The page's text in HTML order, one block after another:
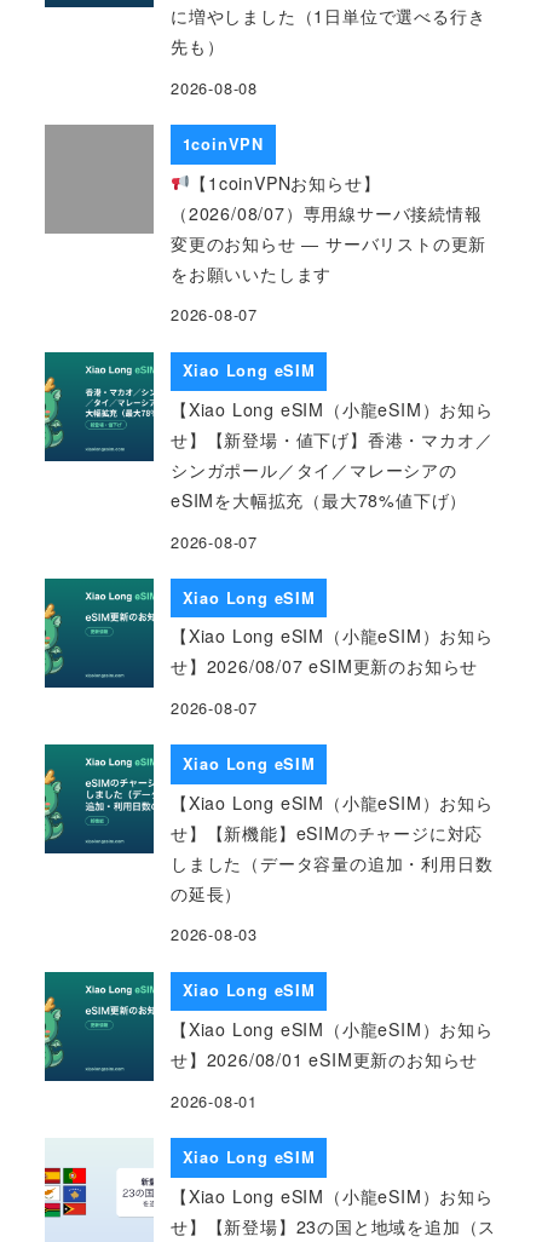
に増やしました（1日単位で選べる行き
先も）
2026-08-08
1coinVPN
【1coinVPNお知らせ】
（2026/08/07）専用線サーバ接続情報
変更のお知らせ ― サーバリストの更新
をお願いいたします
2026-08-07
Xiao Long eSIM
【Xiao Long eSIM（小龍eSIM）お知ら
せ】【新登場・値下げ】香港・マカオ／
シンガポール／タイ／マレーシアの
eSIMを大幅拡充（最大78%値下げ）
2026-08-07
Xiao Long eSIM
【Xiao Long eSIM（小龍eSIM）お知ら
せ】2026/08/07 eSIM更新のお知らせ
2026-08-07
Xiao Long eSIM
【Xiao Long eSIM（小龍eSIM）お知ら
せ】【新機能】eSIMのチャージに対応
しました（データ容量の追加・利用日数
の延長）
2026-08-03
Xiao Long eSIM
【Xiao Long eSIM（小龍eSIM）お知ら
せ】2026/08/01 eSIM更新のお知らせ
2026-08-01
Xiao Long eSIM
【Xiao Long eSIM（小龍eSIM）お知ら
せ】【新登場】23の国と地域を追加（ス